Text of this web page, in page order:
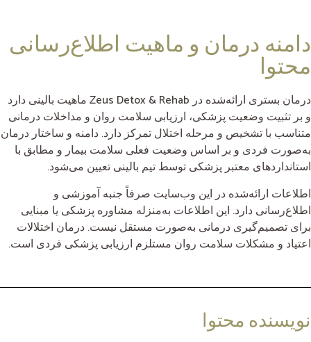
دامنه درمان و ماهیت اطلاع‌رسانی
محتوا
درمان بستری ارائه‌شده در Zeus Detox & Rehab ماهیت بالینی دارد
و بر تثبیت وضعیت پزشکی، ارزیابی سلامت روان و مداخلات درمانی
متناسب با تشخیص و مرحله اختلال تمرکز دارد. دامنه و ساختار درمان
به‌صورت فردی و بر اساس وضعیت فعلی سلامت بیمار و مطابق با
استانداردهای معتبر پزشکی توسط تیم بالینی تعیین می‌شود.
اطلاعات ارائه‌شده در این وب‌سایت صرفاً جنبه آموزشی و
اطلاع‌رسانی دارد. این اطلاعات به‌منزله مشاوره پزشکی یا مبنایی
برای تصمیم‌گیری درمانی به‌صورت مستقل نیست. درمان اختلالات
اعتیاد و مشکلات سلامت روان مستلزم ارزیابی پزشکی فردی است.
نویسنده محتوا